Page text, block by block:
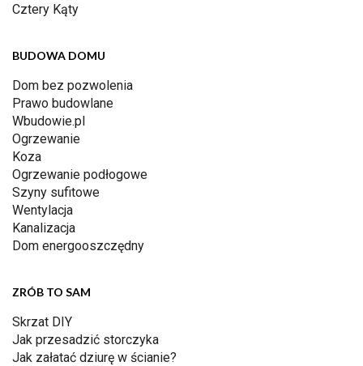
Cztery Kąty
BUDOWA DOMU
Dom bez pozwolenia
Prawo budowlane
Wbudowie.pl
Ogrzewanie
Koza
Ogrzewanie podłogowe
Szyny sufitowe
Wentylacja
Kanalizacja
Dom energooszczędny
ZRÓB TO SAM
Skrzat DIY
Jak przesadzić storczyka
Jak załatać dziurę w ścianie?